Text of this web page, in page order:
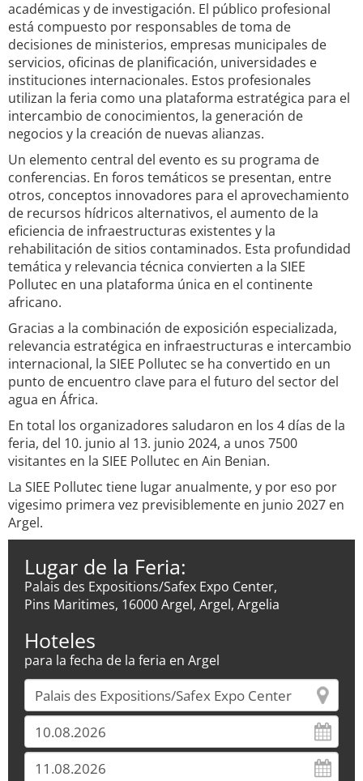
académicas y de investigación. El público profesional
está compuesto por responsables de toma de
decisiones de ministerios, empresas municipales de
servicios, oficinas de planificación, universidades e
instituciones internacionales. Estos profesionales
utilizan la feria como una plataforma estratégica para el
intercambio de conocimientos, la generación de
negocios y la creación de nuevas alianzas.
Un elemento central del evento es su programa de
conferencias. En foros temáticos se presentan, entre
otros, conceptos innovadores para el aprovechamiento
de recursos hídricos alternativos, el aumento de la
eficiencia de infraestructuras existentes y la
rehabilitación de sitios contaminados. Esta profundidad
temática y relevancia técnica convierten a la SIEE
Pollutec en una plataforma única en el continente
africano.
Gracias a la combinación de exposición especializada,
relevancia estratégica en infraestructuras e intercambio
internacional, la SIEE Pollutec se ha convertido en un
punto de encuentro clave para el futuro del sector del
agua en África.
En total los organizadores saludaron en los 4 días de la
feria, del 10. junio al 13. junio 2024, a unos 7500
visitantes en la SIEE Pollutec en Ain Benian.
La SIEE Pollutec tiene lugar anualmente, y por eso por
vigesimo primera vez previsiblemente en junio 2027 en
Argel.
Lugar de la Feria:
Palais des Expositions/Safex Expo Center,
Pins Maritimes, 16000 Argel, Argel, Argelia
Hoteles
para la fecha de la feria en Argel